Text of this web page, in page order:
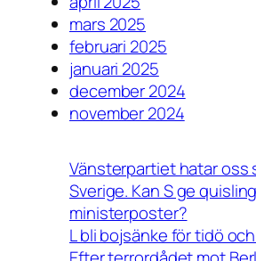
mars 2025
februari 2025
januari 2025
december 2024
november 2024
Vänsterpartiet hatar oss
Sverige. Kan S ge
ministerposter?
L bli bojsänke för tidö